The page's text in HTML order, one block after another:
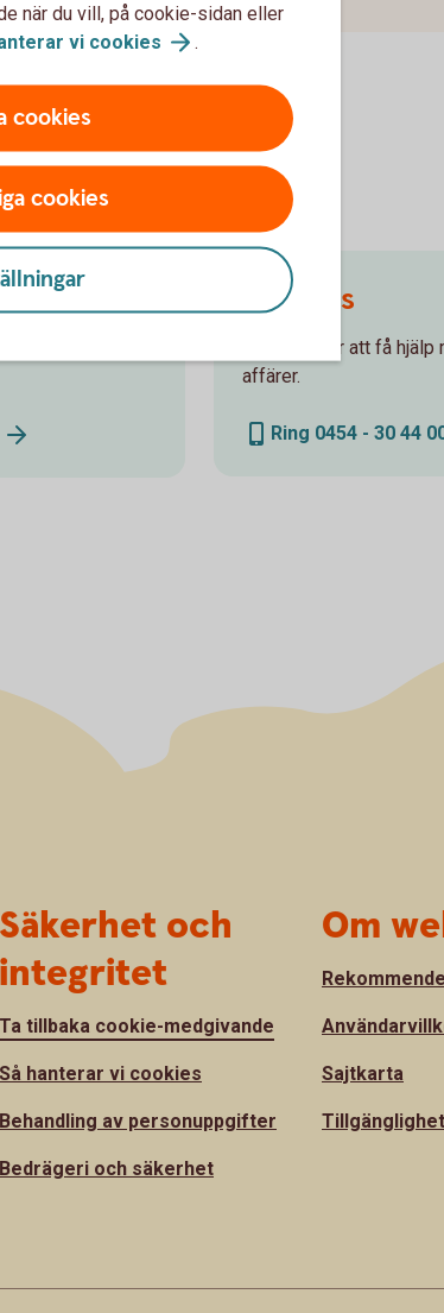
med
Ring oss
Ring oss för att få
affärer.
Ring 0454 - 30 44
när du vill, på cookie-sidan eller
vi cookies .
cookies
cookies
Säkerhet och
integritet
Ta tillbaka cookie-medgivande
Så hanterar vi cookies
Behandling av personuppgifter
Bedrägeri och säkerhet
Om
Sajtkarta
Tillgänglighet